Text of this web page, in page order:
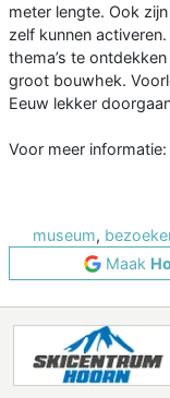
meter lengte. Ook
zelf kunnen
thema’s te
groot bouwhek.
Eeuw lekker
Voor meer informatie:
museum,
Maak